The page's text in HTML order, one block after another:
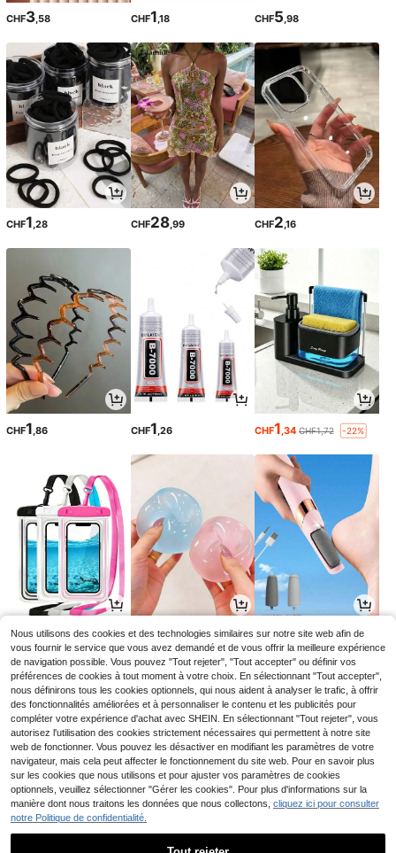
CHF3,58 CHF1,18 CHF5,98
CHF1,28 CHF28,99 CHF2,16
CHF1 ,86 CHF1 ,26 CHF1 ,34 CHF1,72 -22%
CHF1 ,04 CHF1 ,28 CHF4,57
Nous utilisons des cookies et des technologies similaires sur notre site web afin de
vous fournir le service que vous avez demandé et de vous offrir la meilleure expérience
de navigation possible. Vous pouvez "Tout rejeter", "Tout accepter" ou définir vos
préférences de cookies à tout moment à votre choix. En sélectionnant "Tout accepter",
nous définirons tous les cookies optionnels, qui nous aident à analyser le trafic, à offrir
des fonctionnalités améliorées et à personnaliser le contenu et les publicités pour
compléter votre expérience d'achat avec SHEIN. En sélectionnant "Tout rejeter", vous
autorisez l'utilisation des cookies strictement nécessaires qui permettent à notre site
web de fonctionner. Vous pouvez les désactiver en modifiant les paramètres de votre
navigateur, mais cela peut affecter le fonctionnement du site web. Pour en savoir plus
sur les cookies que nous utilisons et pour ajuster vos paramètres de cookies
optionnels, veuillez sélectionner "Gérer les cookies". Pour plus d'informations sur la
manière dont nous traitons les données que nous collectons, cliquez ici pour consulter
notre Politique de confidentialité.